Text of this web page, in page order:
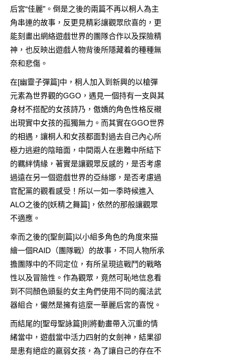
后宮“佳麗”。倒是之後的兩篇不再以桐人為主
角串連的故事，反更見精彩讓觀眾欣喜的，更
能刻畫出網絡遊戲世界的團隊合作以及探險精
神，也反映出遊戲人物背後所隱藏着的種種無
奈和悲傷。
在[幽靈子彈篇]中，桐人加入到新興的以槍彈
元素為世界觀的GGO，遇見一個持有一支與其
身材不搭配的女孩詩乃，傲嬌的角色性格反襯
出現實中女孩的孤獨無力。而其實在GGO世界
的相遇，讓桐人和女孩都面對過去自己內心所
極力逃避的陰暗面，中間兩人在患難中所結下
的羈絆情緣，著實是讓觀眾反感的，是否考慮
過遠在另一個遊戲世界的亞絲娜，是否考慮過
官配黨的觀看感受！所以一如一季時候進入
ALO之後的[妖精之舞篇]，依然的那般讓觀眾
不適應。
幸而之後的[聖劍篇]以小組多角色的角度來描
繪一個RAID（團隊戰）的故事，不同人物所承
擔團隊中的不同定位，有所呈現這戰鬥的戰略
性以及冒險性。作為觀眾，竟然可恥地信息看
到不同顏色頭髮的女主角們使用不同的魔法武
器組合，儼然是擁有這麼一華麗后宮的喜悅。
而結尾的[聖母聖詠篇]則將動畫帶入沉重的情
緒當中，遊戲當中活力四射的女劍神，結果卻
是患有絕症的羸弱女孩，為了讓自己的存在不